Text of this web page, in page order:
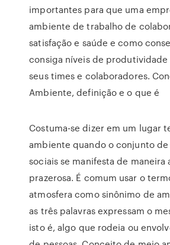
importantes para que uma
ambiente de trabalho de
satisfação e saúde e como
consiga níveis de
seus times e colaboradores.
Ambiente, definição e o que é
Costuma-se dizer em um lugar
ambiente quando o conjunto
sociais se manifesta de maneira
prazerosa. É comum usar o
atmosfera como sinônimo de
as três palavras expressam o
isto é, algo que rodeia ou